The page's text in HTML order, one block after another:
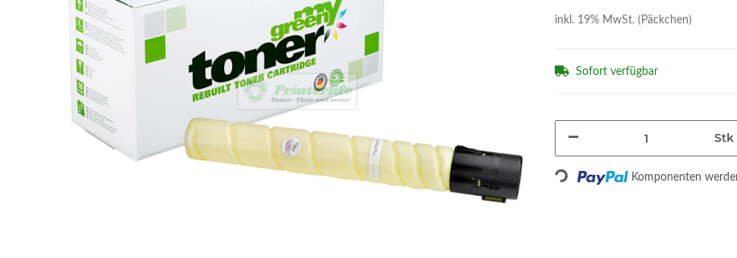
inkl. 19% MwSt. (Päckchen)
Sofort verfügbar
Stk
Loading... Komponenten